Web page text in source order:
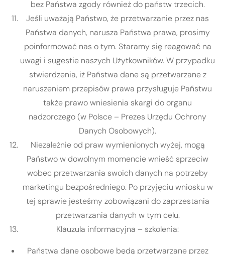
bez Państwa zgody również do państw trzecich.
Jeśli uważają Państwo, że przetwarzanie przez nas
Państwa danych, narusza Państwa prawa, prosimy
poinformować nas o tym. Staramy się reagować na
uwagi i sugestie naszych Użytkowników. W przypadku
stwierdzenia, iż Państwa dane są przetwarzane z
naruszeniem przepisów prawa przysługuje Państwu
także prawo wniesienia skargi do organu
nadzorczego (w Polsce – Prezes Urzędu Ochrony
Danych Osobowych).
Niezależnie od praw wymienionych wyżej, mogą
Państwo w dowolnym momencie wnieść sprzeciw
wobec przetwarzania swoich danych na potrzeby
marketingu bezpośredniego. Po przyjęciu wniosku w
tej sprawie jesteśmy zobowiązani do zaprzestania
przetwarzania danych w tym celu.
Klauzula informacyjna – szkolenia:
Państwa dane osobowe będą przetwarzane przez